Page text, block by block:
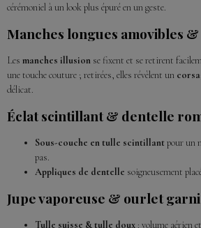
cérémoniel à un look plus épuré en un geste.
Manches longues amovibles
Les manches illusion se fixent et se retirent
une touche couture ; retirées, elles révèlent un
délicat.
Éclat scintillant & dentelle
Sous-couche en tulle scintillantpour un
pas.
Appliques de dentelle soigneusement
Jupe vaporeuse & ourlet
Tulle suisse & tulle doux : volume aérien